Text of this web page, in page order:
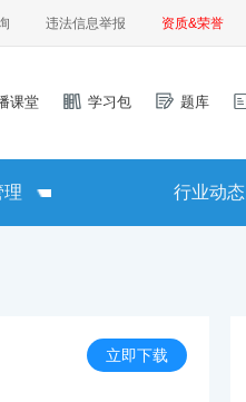
违法信息举报 资质&荣誉
课堂 学习包 题库
理 行业动态
立即下载